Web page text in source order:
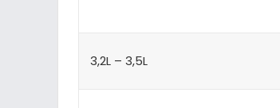
3,2L – 3,5L